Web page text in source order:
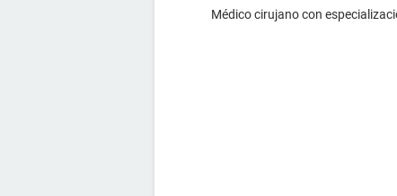
Médico cirujano con